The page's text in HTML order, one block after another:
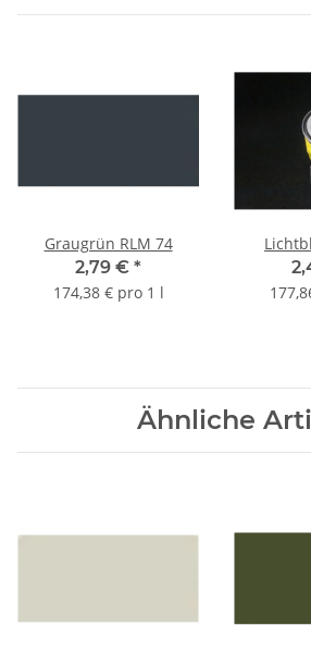
Graugrün RLM 74
2,79 € *
174,38 € pro 1 l
Ähnliche